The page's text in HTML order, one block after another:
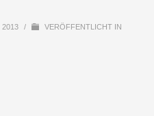
2013 / VERÖFFENTLICHT IN